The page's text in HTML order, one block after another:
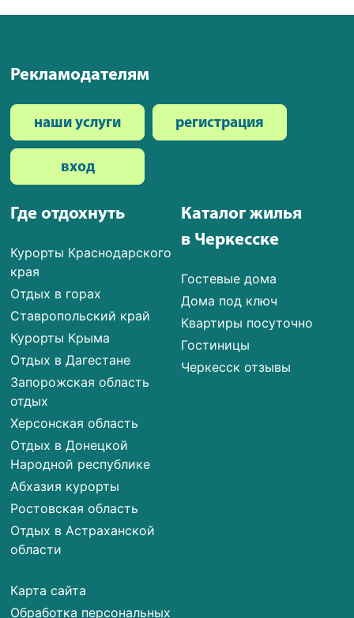
Где отдохнуть
Курорты Краснодарского
края
Отдых в горах
Ставропольский край
Курорты Крыма
Отдых в Дагестане
Запорожская область
отдых
Херсонская область
Отдых в Донецкой
Народной республике
Абхазия курорты
Ростовская область
Отдых в Астраханской
области
Карта сайта
Обработка персональных
Каталог жилья
в Черкесске
Гостевые дома
Дома под ключ
Квартиры посуточно
Гостиницы
Черкесск отзывы
Рекламодателям
наши услуги регистрация
вход